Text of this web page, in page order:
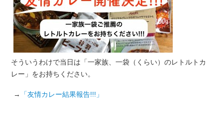
そういうわけで当日は「一家族、一袋（くらい）のレトルトカ
レー」をお持ちください。
→ 「友情カレー結果報告!!!」